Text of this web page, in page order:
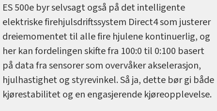
ES 500e byr selvsagt også på det intelligente
elektriske firehjulsdriftssystem Direct4 som justerer
dreiemomentet til alle fire hjulene kontinuerlig, og
her kan fordelingen skifte fra 100:0 til 0:100 basert
på data fra sensorer som overvåker akselerasjon,
hjulhastighet og styrevinkel. Så ja, dette bør gi både
kjørestabilitet og en engasjerende kjøreopplevelse.